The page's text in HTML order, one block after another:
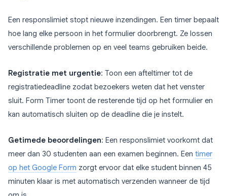
Een responslimiet stopt nieuwe inzendingen. Een timer bepaalt
hoe lang elke persoon in het formulier doorbrengt. Ze lossen
verschillende problemen op en veel teams gebruiken beide.
Registratie met urgentie: Toon een afteltimer tot de
registratiedeadline zodat bezoekers weten dat het venster
sluit. Form Timer toont de resterende tijd op het formulier en
kan automatisch sluiten op de deadline die je instelt.
Getimede beoordelingen: Een responslimiet voorkomt dat
meer dan 30 studenten aan een examen beginnen. Een timer
op het Google Form zorgt ervoor dat elke student binnen 45
minuten klaar is met automatisch verzenden wanneer de tijd